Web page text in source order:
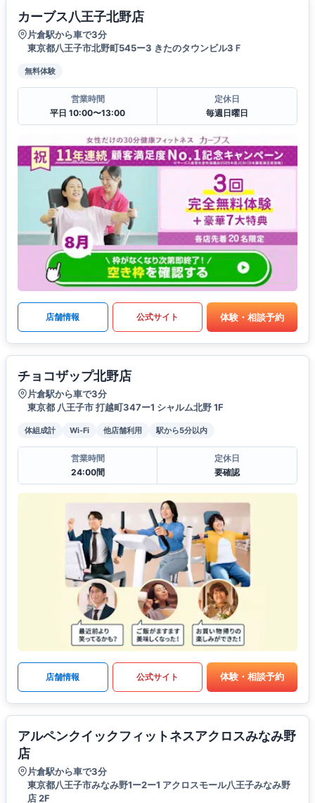
カーブス八王子北野店
片倉駅から車で3分
東京都八王子市北野町545ー3 きたのタウンビル3Ｆ
無料体験
営業時間
平日 10:00〜13:00
定休日
毎週日曜日
店舗情報 公式サイト 体験・相談予約
チョコザップ北野店
片倉駅から車で3分
東京都 八王子市 打越町347ー1 シャルム北野 1F
体組成計 Wi-Fi 他店舗利用 駅から5分以内
営業時間
24:00間
定休日
要確認
店舗情報 公式サイト 体験・相談予約
アルペンクイックフィットネスアクロスみなみ野
店
片倉駅から車で3分
東京都八王子市みなみ野1ー2ー1 アクロスモール八王子みなみ野
店 2F